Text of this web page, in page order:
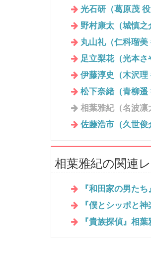
光石研（葛原茂
野村康太（城慎之
丸山礼（仁科瑠美
足立梨花（光本さ
伊藤淳史（木沢理
松下奈緒（青柳遥
相葉雅紀（名波凛
佐藤浩市（久世俊
相葉雅紀の関連
『和田家の男た
『僕とシッポと
『貴族探偵』相